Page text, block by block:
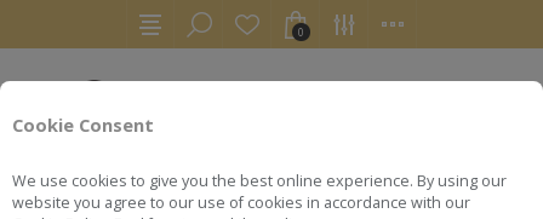
Cookie Consent
We use cookies to give you the best online experience. By using our
website you agree to our use of cookies in accordance with our
0